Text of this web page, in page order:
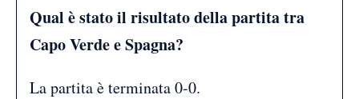
Qual è stato il risultato della partita tra
Capo Verde e Spagna?
La partita è terminata 0-0.